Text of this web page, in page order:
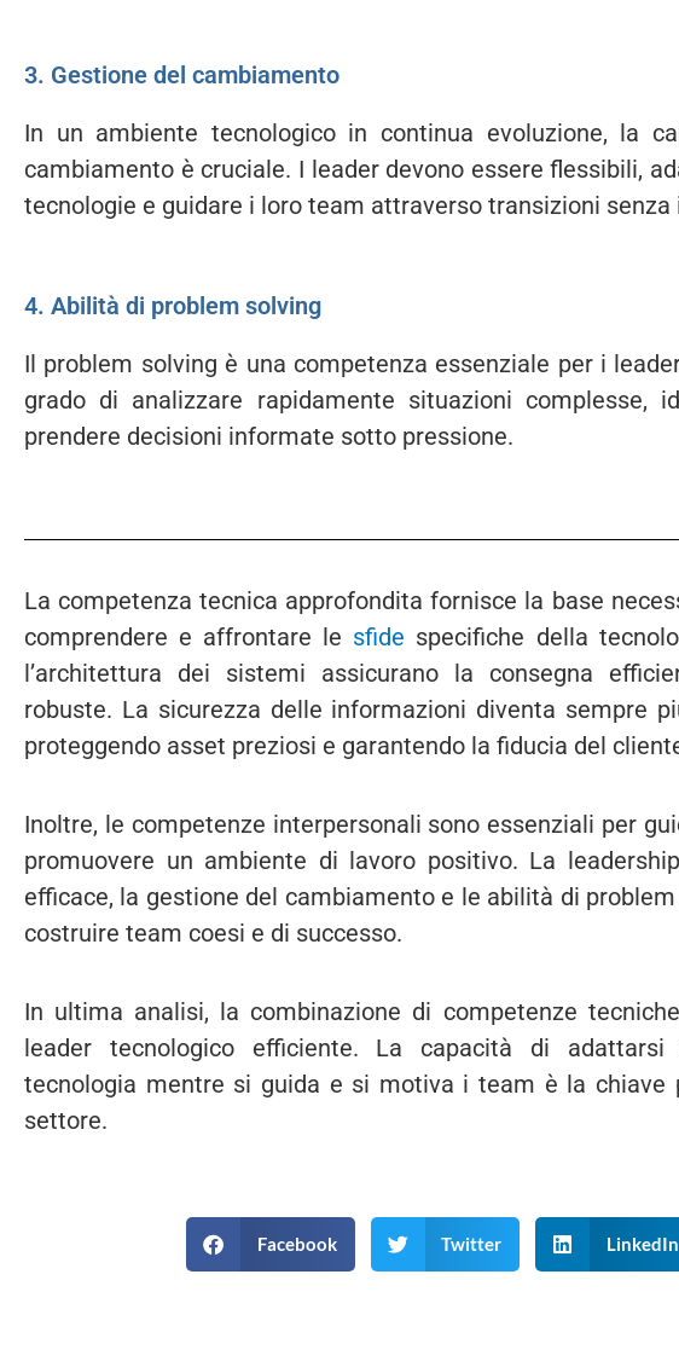
3. Gestione del cambiamento
In un ambiente tecnologico in continua evoluzione, la
cambiamento è cruciale. I leader devono essere flessibili,
tecnologie e guidare i loro team attraverso transizioni senza
4. Abilità di problem solving
Il problem solving è una competenza essenziale per i
grado di analizzare rapidamente situazioni complesse,
prendere decisioni informate sotto pressione.
La competenza tecnica approfondita fornisce la base
comprendere e affrontare le sfide specifiche della
l’architettura dei sistemi assicurano la consegna
robuste. La sicurezza delle informazioni diventa sempre
proteggendo asset preziosi e garantendo la fiducia del
Inoltre, le competenze interpersonali sono essenziali per
promuovere un ambiente di lavoro positivo. La
efficace, la gestione del cambiamento e le abilità di
costruire team coesi e di successo.
In ultima analisi, la combinazione di competenze
leader tecnologico efficiente. La capacità di adattarsi
tecnologia mentre si guida e si motiva i team è la chiave
settore.
Facebook Twitter LinkedIn